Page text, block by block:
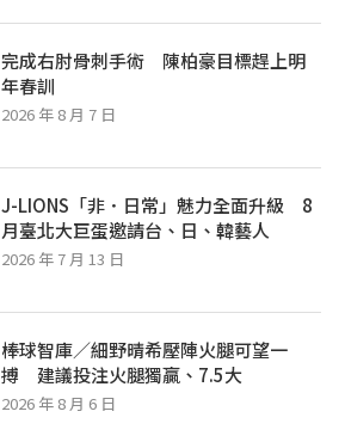
完成右肘骨刺手術 陳柏豪目標趕上明
年春訓
2026 年 8 月 7 日
J-LIONS「非．日常」魅力全面升級 8
月臺北大巨蛋邀請台、日、韓藝人
2026 年 7 月 13 日
棒球智庫／細野晴希壓陣火腿可望一
搏 建議投注火腿獨贏、7.5大
2026 年 8 月 6 日